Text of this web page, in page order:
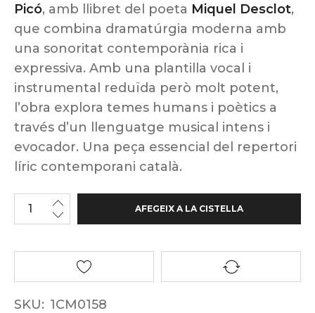
Picó, amb llibret del poeta Miquel Desclot,
que combina dramatúrgia moderna amb
una sonoritat contemporània rica i
expressiva. Amb una plantilla vocal i
instrumental reduïda però molt potent,
l’obra explora temes humans i poètics a
través d’un llenguatge musical intens i
evocador. Una peça essencial del repertori
líric contemporani català.
AFEGEIX A LA CISTELLA
SKU: 1CM0158